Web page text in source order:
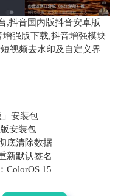
,抖音国内版抖音安卓版
强版下载,抖音增强模块
视频去水印及自定义界
安装包
安装包
底清除数据
新默认签名
ColorOS 15